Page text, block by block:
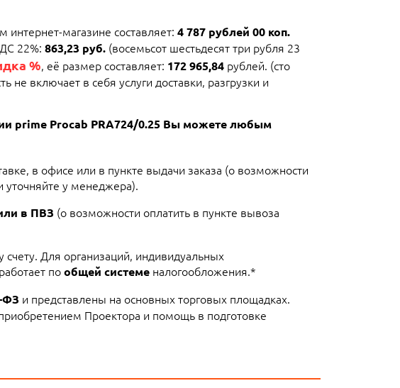
магазине составляет: 4 787 рублей 00 коп.
22%: 863,23 руб. (восемьсот шестьдесят три рубля 23
%, её размер составляет: 172 965,84 рублей. (сто
не включает в себя услуги доставки, разгрузки и
prime Procab PRA724/0.25 Вы можете любым
в офисе или в пункте выдачи заказа (о возможности
уточняйте у менеджера).
в ПВЗ (о возможности оплатить в пункте вывоза
Для организаций, индивидуальных
пообщей системеналогообложения.*
ФЗ и представлены на основных торговых площадках.
Проектора и помощь в подготовке